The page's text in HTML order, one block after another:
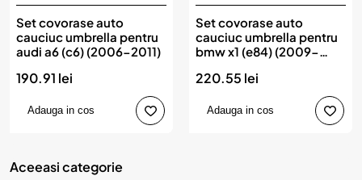
Set covorase auto
cauciuc umbrella pentru
audi a6 (c6) (2006-2011)
190.91 lei
Adauga in cos
Set covorase auto
cauciuc umbrella pentru
bmw x1 (e84) (2009-
2013)
220.55 lei
Adauga in cos
Aceeasi categorie